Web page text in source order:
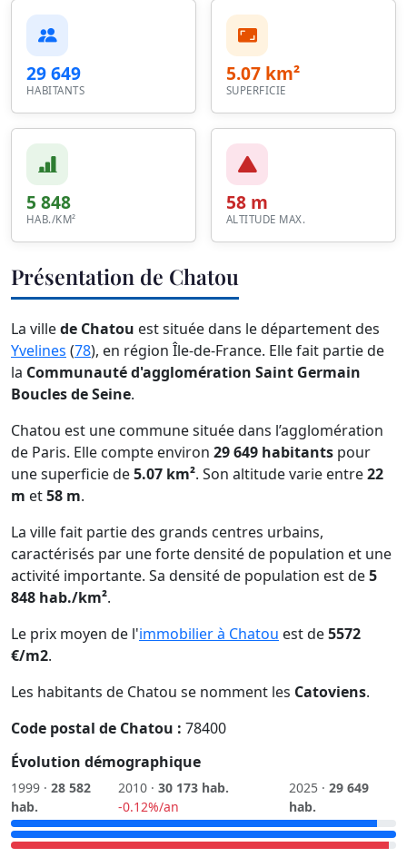
29 649
HABITANTS
5.07 km²
SUPERFICIE
5 848
HAB./KM²
58 m
ALTITUDE MAX.
Présentation de Chatou
La villede Chatou est située dans le département des
Yvelines (78), en région Île-de-France. Elle fait partie de
la Communauté d'agglomération Saint Germain
Boucles de Seine.
Chatou est une commune située dans l’agglomération
de Paris. Elle compte environ 29 649 habitants pour
une superficie de5.07 km². Son altitude varie entre22
m et58 m.
La ville fait partie des grands centres urbains,
caractérisés par une forte densité de population et une
activité importante. Sa densité de population est de5
848 hab./km².
Le prix moyen de l'immobilier à Chatou est de5572
€/m2.
Les habitants de Chatou se nomment les Catoviens.
Code postal de Chatou : 78400
Évolution démographique
1999 · 28 582
hab.
2010 ·30 173 hab.
-0.12%/an
2025 · 29 649
hab.